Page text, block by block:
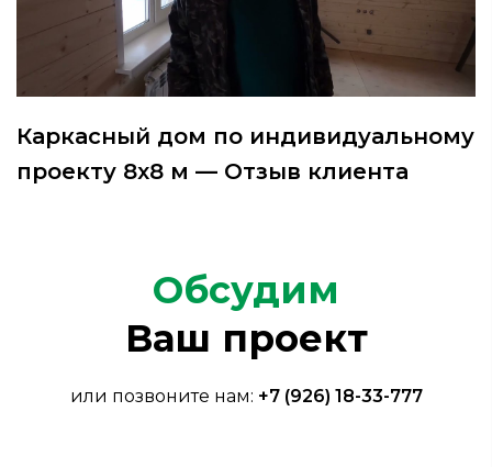
Каркасный дом по индивидуальному
проекту 8х8 м — Отзыв клиента
Обсудим
Ваш проект
или позвоните нам: +7 (926) 18-33-777